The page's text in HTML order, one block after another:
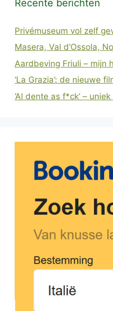
Recente berichten
Privémuseum vol zelf
Masera, Val d’Ossola,
Aardbeving Friuli – mijn
‘La Grazia’: de nieuwe
‘Al dente as f*ck’ –